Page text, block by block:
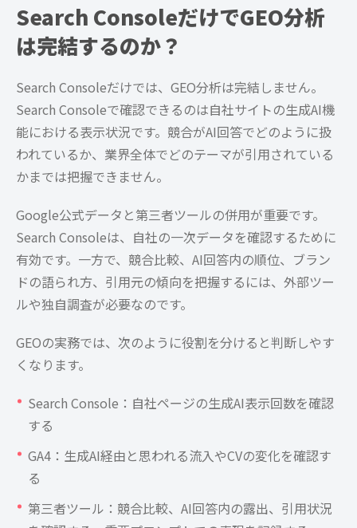
Search ConsoleだけでGEO分析
は完結するのか？
Search Consoleだけでは、GEO分析は完結しません。
Search Consoleで確認できるのは自社サイトの生成AI機
能における表示状況です。競合がAI回答でどのように扱
われているか、業界全体でどのテーマが引用されている
かまでは把握できません。
Google公式データと第三者ツールの併用が重要です。
Search Consoleは、自社の一次データを確認するために
有効です。一方で、競合比較、AI回答内の順位、ブラン
ドの語られ方、引用元の傾向を把握するには、外部ツー
ルや独自調査が必要なのです。
GEOの実務では、次のように役割を分けると判断しやす
くなります。
Search Console：自社ページの生成AI表示回数を確認
する
GA4：生成AI経由と思われる流入やCVの変化を確認す
る
第三者ツール：競合比較、AI回答内の露出、引用状況